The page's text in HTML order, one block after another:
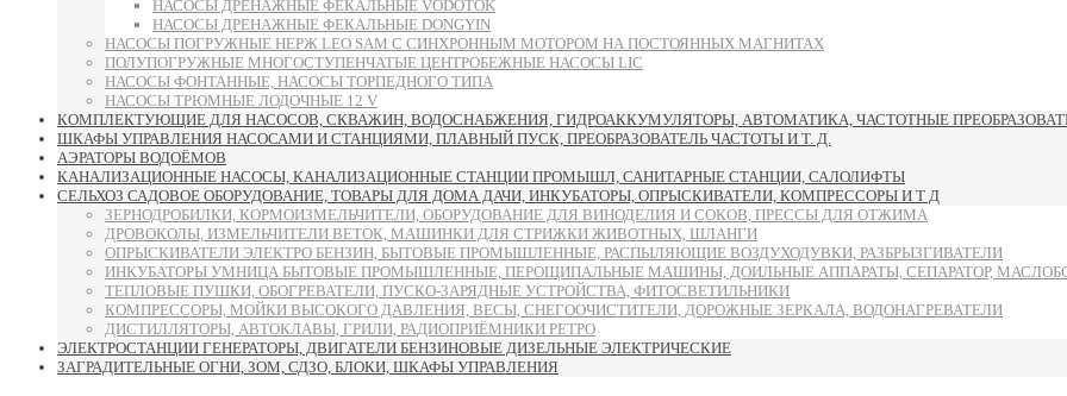
НАСОСЫ ДРЕНАЖНЫЕ ФЕКАЛЬНЫЕ VODOTOK
НАСОСЫ ДРЕНАЖНЫЕ ФЕКАЛЬНЫЕ DONGYIN
НАСОСЫ ПОГРУЖНЫЕ НЕРЖ LEO SAM С СИНХРОННЫМ МОТОРОМ НА ПОСТОЯННЫХ МАГНИТАХ
ПОЛУПОГРУЖНЫЕ МНОГОСТУПЕНЧАТЫЕ ЦЕНТРОБЕЖНЫЕ НАСОСЫ LIC
НАСОСЫ ФОНТАННЫЕ, НАСОСЫ ТОРПЕДНОГО ТИПА
НАСОСЫ ТРЮМНЫЕ ЛОДОЧНЫЕ 12 V
КОМПЛЕКТУЮЩИЕ ДЛЯ НАСОСОВ, СКВАЖИН, ВОДОСНАБЖЕНИЯ, ГИДРОАККУМУЛЯТОРЫ, АВТОМАТИКА, ЧАСТОТНЫЕ
ШКАФЫ УПРАВЛЕНИЯ НАСОСАМИ И СТАНЦИЯМИ, ПЛАВНЫЙ ПУСК, ПРЕОБРАЗОВАТЕЛЬ ЧАСТОТЫ И Т. Д.
АЭРАТОРЫ ВОДОЁМОВ
КАНАЛИЗАЦИОННЫЕ НАСОСЫ, КАНАЛИЗАЦИОННЫЕ СТАНЦИИ ПРОМЫШЛ, САНИТАРНЫЕ СТАНЦИИ, САЛОЛИФТЫ
СЕЛЬХОЗ САДОВОЕ ОБОРУДОВАНИЕ, ТОВАРЫ ДЛЯ ДОМА ДАЧИ, ИНКУБАТОРЫ, ОПРЫСКИВАТЕЛИ, КОМПРЕССОРЫ И Т Д
ЗЕРНОДРОБИЛКИ, КОРМОИЗМЕЛЬЧИТЕЛИ, ОБОРУДОВАНИЕ ДЛЯ ВИНОДЕЛИЯ И СОКОВ, ПРЕССЫ ДЛЯ ОТЖИМА
ДРОВОКОЛЫ, ИЗМЕЛЬЧИТЕЛИ ВЕТОК, МАШИНКИ ДЛЯ СТРИЖКИ ЖИВОТНЫХ, ШЛАНГИ
ОПРЫСКИВАТЕЛИ ЭЛЕКТРО БЕНЗИН, БЫТОВЫЕ ПРОМЫШЛЕННЫЕ, РАСПЫЛЯЮЩИЕ ВОЗДУХОДУВКИ, РАЗБРЫЗГИВАТЕЛИ
ИНКУБАТОРЫ УМНИЦА БЫТОВЫЕ ПРОМЫШЛЕННЫЕ, ПЕРОЩИПАЛЬНЫЕ МАШИНЫ, ДОИЛЬНЫЕ АППАРАТЫ, СЕПАРАТОР,
ТЕПЛОВЫЕ ПУШКИ, ОБОГРЕВАТЕЛИ, ПУСКО-ЗАРЯДНЫЕ УСТРОЙСТВА, ФИТОСВЕТИЛЬНИКИ
КОМПРЕССОРЫ, МОЙКИ ВЫСОКОГО ДАВЛЕНИЯ, ВЕСЫ, СНЕГООЧИСТИТЕЛИ, ДОРОЖНЫЕ ЗЕРКАЛА, ВОДОНАГРЕВАТЕЛИ
ДИСТИЛЛЯТОРЫ, АВТОКЛАВЫ, ГРИЛИ, РАДИОПРИЁМНИКИ РЕТРО
ЭЛЕКТРОСТАНЦИИ ГЕНЕРАТОРЫ, ДВИГАТЕЛИ БЕНЗИНОВЫЕ ДИЗЕЛЬНЫЕ ЭЛЕКТРИЧЕСКИЕ
ЗАГРАДИТЕЛЬНЫЕ ОГНИ, ЗОМ, СДЗО, БЛОКИ, ШКАФЫ УПРАВЛЕНИЯ